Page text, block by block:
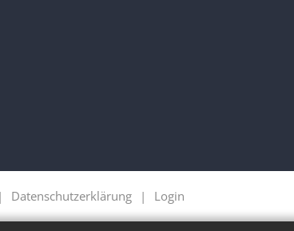
Datenschutzerklärung Login